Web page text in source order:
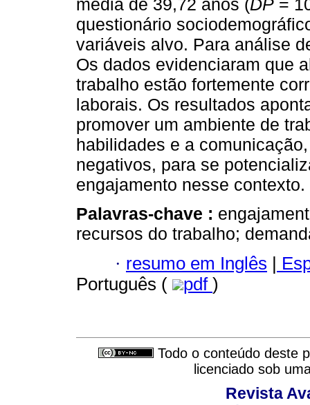
média de 39,72 anos (DP =
questionário
variáveis alvo. Para análise
Os dados evidenciaram que
trabalho estão fortemente
laborais. Os resultados
promover um ambiente de
habilidades e a
negativos, para se
engajamento nesse contexto.
Palavras-chave :
recursos do trabalho;
· resumo em Inglês |
Português (
pdf )
Todo o conteúdo deste
licenciado sob
Revista